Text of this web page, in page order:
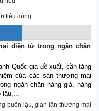
tiêu dùng
điện tử trong ngăn chặn
Quốc gia đề xuất, cần tăng
của các sàn thương mại
ngăn chặn hàng giả, hàng
lậu,...
buôn lậu, gian lận thương mại